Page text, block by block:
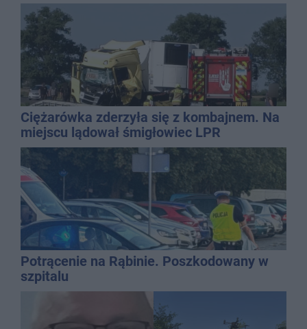
Ciężarówka zderzyła się z kombajnem. Na
miejscu lądował śmigłowiec LPR
Potrącenie na Rąbinie. Poszkodowany w
szpitalu